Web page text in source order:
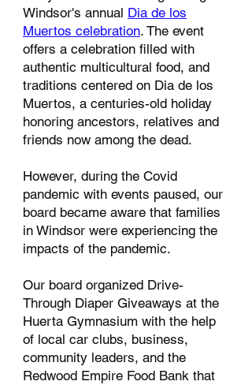
Windsor's annual Dia de los
Muertos celebration. The event
offers a celebration filled with
authentic multicultural food, and
traditions centered on Dia de los
Muertos, a centuries-old holiday
honoring ancestors, relatives and
friends now among the dead.
However, during the Covid
pandemic with events paused, our
board became aware that families
in Windsor were experiencing the
impacts of the pandemic.
Our board organized Drive-
Through Diaper Giveaways at the
Huerta Gymnasium with the help
of local car clubs, business,
community leaders, and the
Redwood Empire Food Bank that